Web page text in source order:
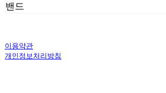
밴드
이용약관
개인정보처리방침